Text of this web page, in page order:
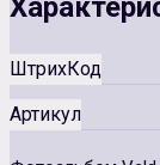
ШтрихКод
Артикул